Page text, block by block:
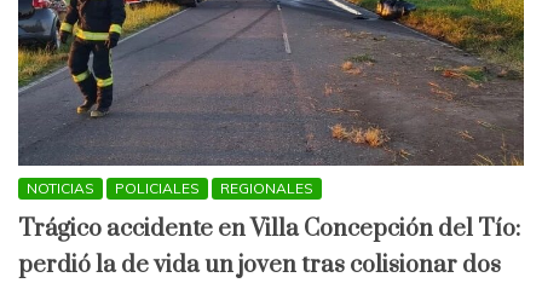
NOTICIAS POLICIALES REGIONALES
Trágico accidente en Villa Concepción del Tío:
perdió la de vida un joven tras colisionar dos